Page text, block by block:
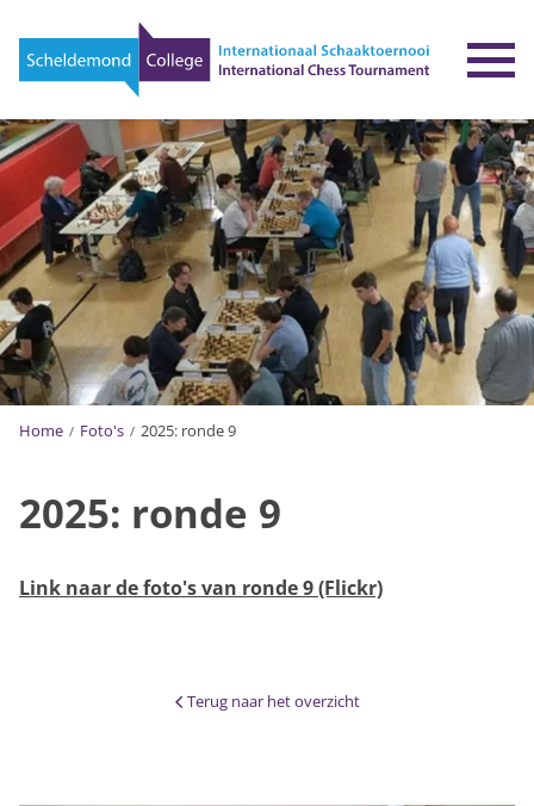
Home Foto's 2025: ronde 9
2025: ronde 9
Link naar de foto's van ronde 9 (Flickr)
Terug naar het overzicht